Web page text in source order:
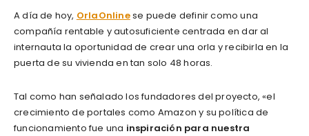
A día de hoy, OrlaOnlinese puede definir como una
compañía rentable y autosuficiente centrada en dar al
internauta la oportunidad de crear una orla y recibirla en la
puerta de su vivienda en tan solo 48 horas.
Tal como han señalado los fundadores del proyecto, «el
crecimiento de portales como Amazon y su política de
funcionamiento fue una inspiración para nuestra